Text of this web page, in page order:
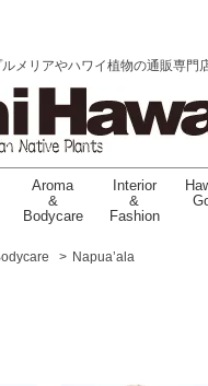
メリアやハワイ植物の通販専門
Aroma
&
Bodycare
Interior
&
Fashion
> Napua’ala